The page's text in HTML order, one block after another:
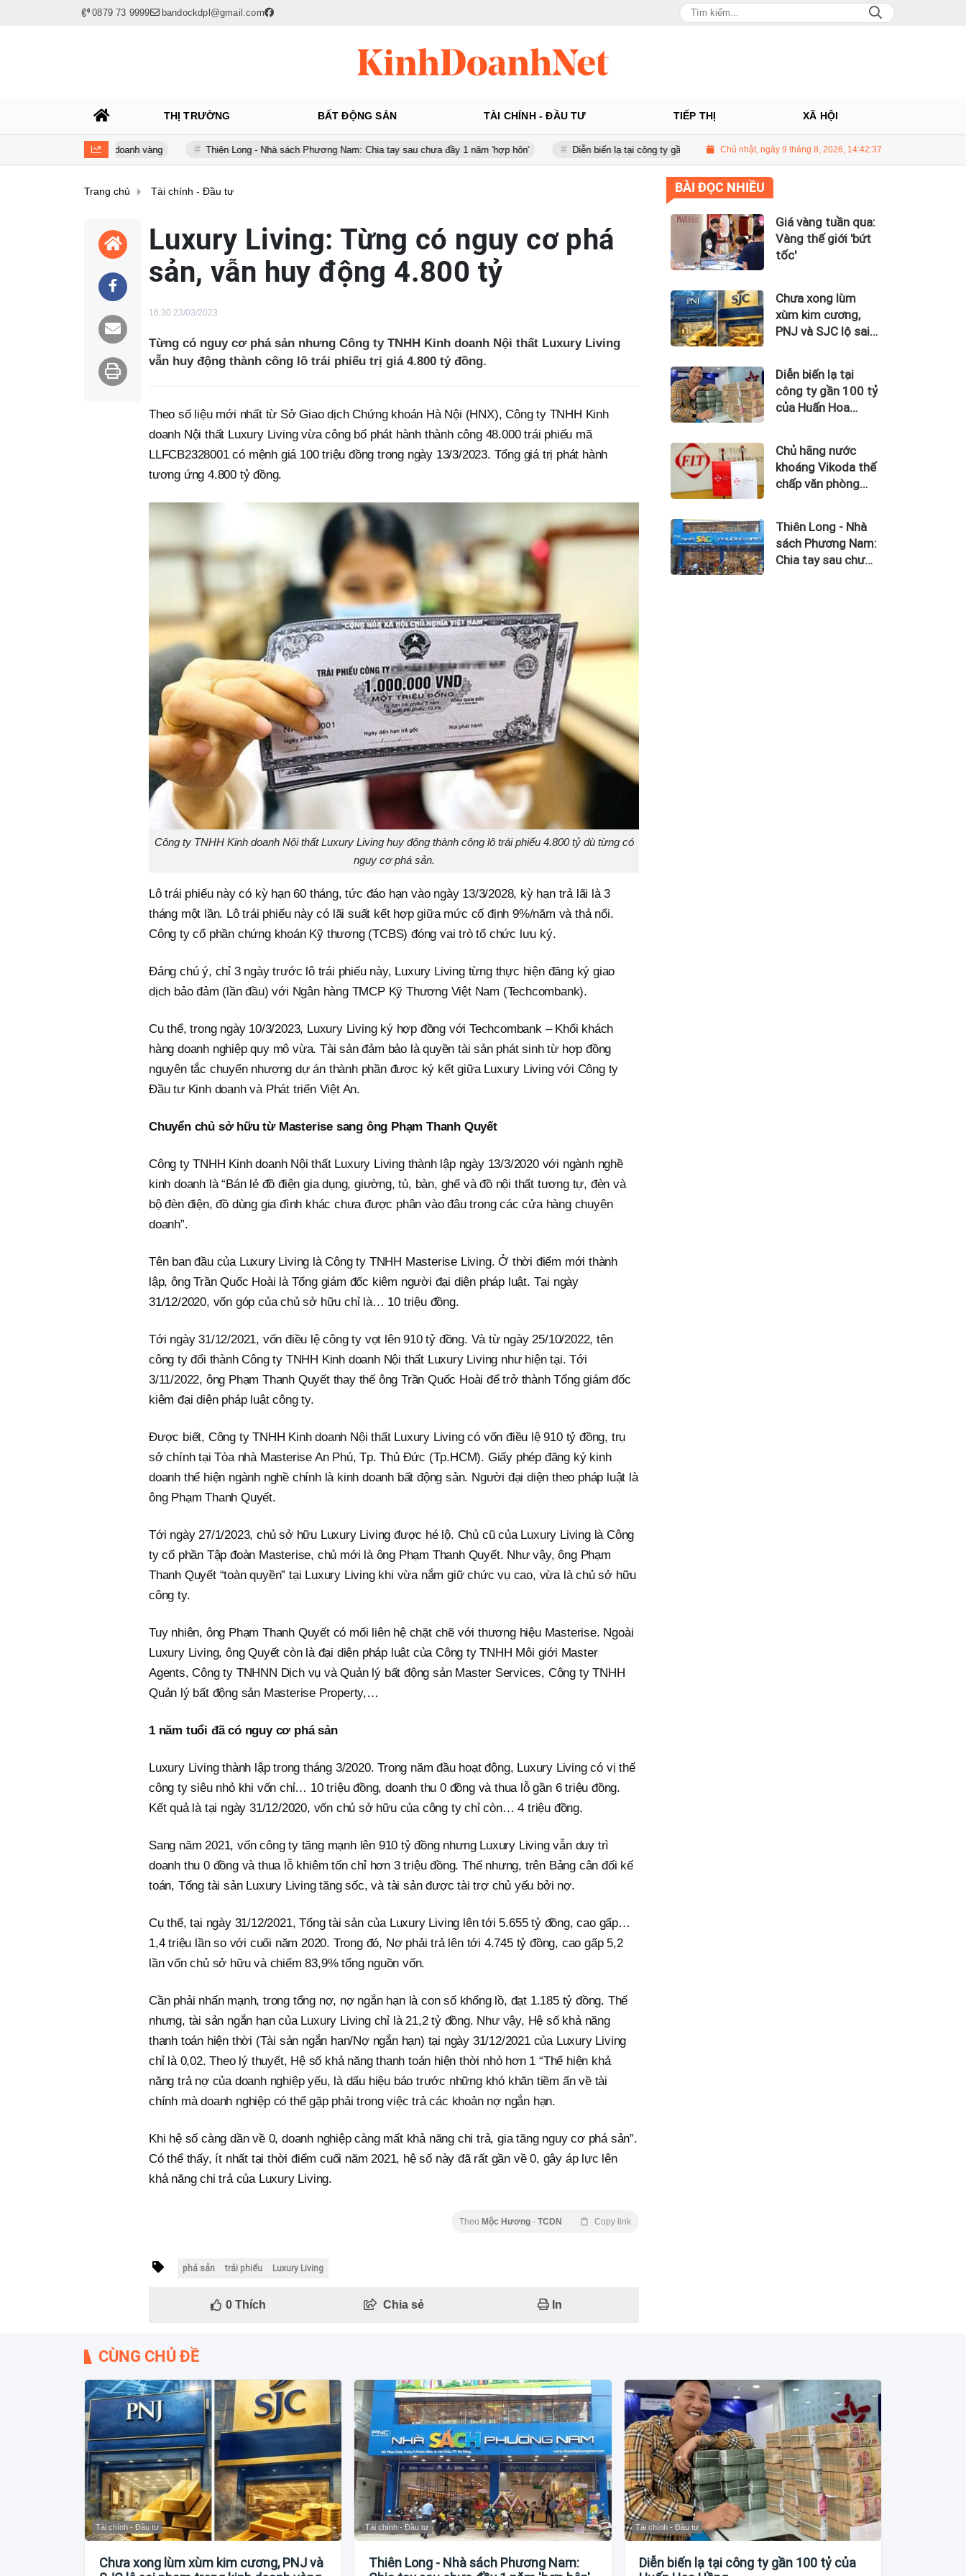
0879 73 9999 bandockdpl@gmail.com
THỊ TRƯỜNG BẤT ĐỘNG SẢN TÀI CHÍNH - ĐẦU TƯ TIẾP THỊ XÃ HỘI
trong kinh doanh vàng Thiên Long - Nhà sách Phương Nam: Chia tay sau chưa đầy 1 năm 'hợp hôn' Diễn biến lạ tại công ty gần 100 tỷ của Huấn Hoa Hồng Giá vàng tuần qua: Vàng thế giới 'bứt tốc'
Chủ nhật, ngày 9 tháng 8, 2026, 14:42:38
Trang chủ Tài chính - Đầu tư
Luxury Living: Từng có nguy cơ phá
sản, vẫn huy động 4.800 tỷ
16:30 23/03/2023
Từng có nguy cơ phá sản nhưng Công ty TNHH Kinh doanh Nội thất Luxury Living
vẫn huy động thành công lô trái phiếu trị giá 4.800 tỷ đồng.
Theo số liệu mới nhất từ Sở Giao dịch Chứng khoán Hà Nội (HNX), Công ty TNHH Kinh
doanh Nội thất Luxury Living vừa công bố phát hành thành công 48.000 trái phiếu mã
LLFCB2328001 có mệnh giá 100 triệu đồng trong ngày 13/3/2023. Tổng giá trị phát hành
tương ứng 4.800 tỷ đồng.
Công ty TNHH Kinh doanh Nội thất Luxury Living huy động thành công lô trái phiếu 4.800 tỷ dù từng có
nguy cơ phá sản.
Lô trái phiếu này có kỳ hạn 60 tháng, tức đáo hạn vào ngày 13/3/2028, kỳ hạn trả lãi là 3
tháng một lần. Lô trái phiếu này có lãi suất kết hợp giữa mức cố định 9%/năm và thả nổi.
Công ty cổ phần chứng khoán Kỹ thương (TCBS) đóng vai trò tổ chức lưu ký.
Đáng chú ý, chỉ 3 ngày trước lô trái phiếu này, Luxury Living từng thực hiện đăng ký giao
dịch bảo đảm (lần đầu) với Ngân hàng TMCP Kỹ Thương Việt Nam (Techcombank).
Cụ thể, trong ngày 10/3/2023, Luxury Living ký hợp đồng với Techcombank – Khối khách
hàng doanh nghiệp quy mô vừa. Tài sản đảm bảo là quyền tài sản phát sinh từ hợp đồng
nguyên tắc chuyển nhượng dự án thành phần được ký kết giữa Luxury Living với Công ty
Đầu tư Kinh doanh và Phát triển Việt An.
Chuyển chủ sở hữu từ Masterise sang ông Phạm Thanh Quyết
Công ty TNHH Kinh doanh Nội thất Luxury Living thành lập ngày 13/3/2020 với ngành nghề
kinh doanh là “Bán lẻ đồ điện gia dụng, giường, tủ, bàn, ghế và đồ nội thất tương tự, đèn và
bộ đèn điện, đồ dùng gia đình khác chưa được phân vào đâu trong các cửa hàng chuyên
doanh”.
Tên ban đầu của Luxury Living là Công ty TNHH Masterise Living. Ở thời điểm mới thành
lập, ông Trần Quốc Hoài là Tổng giám đốc kiêm người đại diện pháp luật. Tại ngày
31/12/2020, vốn góp của chủ sở hữu chỉ là… 10 triệu đồng.
Tới ngày 31/12/2021, vốn điều lệ công ty vọt lên 910 tỷ đồng. Và từ ngày 25/10/2022, tên
công ty đổi thành Công ty TNHH Kinh doanh Nội thất Luxury Living như hiện tại. Tới
3/11/2022, ông Phạm Thanh Quyết thay thế ông Trần Quốc Hoài để trở thành Tổng giám đốc
kiêm đại diện pháp luật công ty.
Được biết, Công ty TNHH Kinh doanh Nội thất Luxury Living có vốn điều lệ 910 tỷ đồng, trụ
sở chính tại Tòa nhà Masterise An Phú, Tp. Thủ Đức (Tp.HCM). Giấy phép đăng ký kinh
doanh thể hiện ngành nghề chính là kinh doanh bất động sản. Người đại diện theo pháp luật là
ông Phạm Thanh Quyết.
Tới ngày 27/1/2023, chủ sở hữu Luxury Living được hé lộ. Chủ cũ của Luxury Living là Công
ty cổ phần Tập đoàn Masterise, chủ mới là ông Phạm Thanh Quyết. Như vậy, ông Phạm
Thanh Quyết “toàn quyền” tại Luxury Living khi vừa nắm giữ chức vụ cao, vừa là chủ sở hữu
công ty.
Tuy nhiên, ông Phạm Thanh Quyết có mối liên hệ chặt chẽ với thương hiệu Masterise. Ngoài
Luxury Living, ông Quyết còn là đại diện pháp luật của Công ty TNHH Môi giới Master
Agents, Công ty TNHNN Dịch vụ và Quản lý bất động sản Master Services, Công ty TNHH
Quản lý bất động sản Masterise Property,…
1 năm tuổi đã có nguy cơ phá sản
Luxury Living thành lập trong tháng 3/2020. Trong năm đầu hoạt động, Luxury Living có vị thế
công ty siêu nhỏ khi vốn chỉ… 10 triệu đồng, doanh thu 0 đồng và thua lỗ gần 6 triệu đồng.
Kết quả là tại ngày 31/12/2020, vốn chủ sở hữu của công ty chỉ còn… 4 triệu đồng.
Sang năm 2021, vốn công ty tăng mạnh lên 910 tỷ đồng nhưng Luxury Living vẫn duy trì
doanh thu 0 đồng và thua lỗ khiêm tốn chỉ hơn 3 triệu đồng. Thế nhưng, trên Bảng cân đối kế
toán, Tổng tài sản Luxury Living tăng sốc, và tài sản được tài trợ chủ yếu bởi nợ.
Cụ thể, tại ngày 31/12/2021, Tổng tài sản của Luxury Living lên tới 5.655 tỷ đồng, cao gấp…
1,4 triệu lần so với cuối năm 2020. Trong đó, Nợ phải trả lên tới 4.745 tỷ đồng, cao gấp 5,2
lần vốn chủ sở hữu và chiếm 83,9% tổng nguồn vốn.
Cần phải nhấn mạnh, trong tổng nợ, nợ ngắn hạn là con số khổng lồ, đạt 1.185 tỷ đồng. Thế
nhưng, tài sản ngắn hạn của Luxury Living chỉ là 21,2 tỷ đồng. Như vậy, Hệ số khả năng
thanh toán hiện thời (Tài sản ngắn hạn/Nợ ngắn hạn) tại ngày 31/12/2021 của Luxury Living
chỉ là 0,02. Theo lý thuyết, Hệ số khả năng thanh toán hiện thời nhỏ hơn 1 “Thể hiện khả
năng trả nợ của doanh nghiệp yếu, là dấu hiệu báo trước những khó khăn tiềm ẩn về tài
chính mà doanh nghiệp có thể gặp phải trong việc trả các khoản nợ ngắn hạn.
Khi hệ số càng dần về 0, doanh nghiệp càng mất khả năng chi trả, gia tăng nguy cơ phá sản”.
Có thể thấy, ít nhất tại thời điểm cuối năm 2021, hệ số này đã rất gần về 0, gây áp lực lên
khả năng chi trả của Luxury Living.
Theo Mộc Hương - TCDN Copy link
phá sản trái phiếu Luxury Living
0Thích Chia sẻ In
BÀI ĐỌC NHIỀU
Giá vàng tuần qua:
Vàng thế giới 'bứt
tốc'
Chưa xong lùm
xùm kim cương,
PNJ và SJC lộ sai
doanh vàng
Diễn biến lạ tại
công ty gần 100 tỷ
của Huấn Hoa
Chủ hãng nước
khoáng Vikoda thế
chấp văn phòng
doanh thua lỗ
Thiên Long - Nhà
sách Phương Nam:
Chia tay sau chưa
CÙNG CHỦ ĐỀ
Tài chính - Đầu tư
Chưa xong lùm xùm kim cương, PNJ và
Tài chính - Đầu tư
Thiên Long - Nhà sách Phương Nam:
Tài chính - Đầu tư
Diễn biến lạ tại công ty gần 100 tỷ của